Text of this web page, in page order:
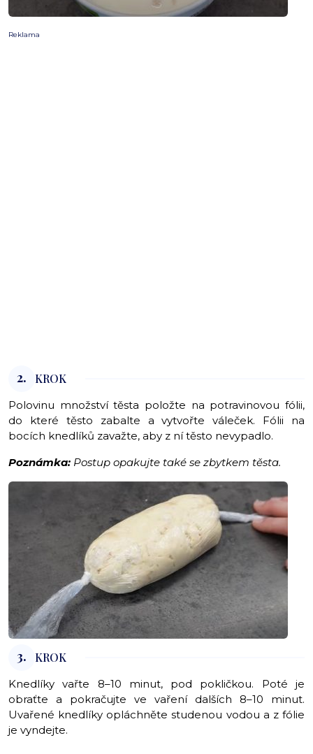
Reklama
2. KROK
Polovinu množství těsta položte na potravinovou fólii,
do které těsto zabalte a vytvořte váleček. Fólii na
bocích knedlíků zavažte, aby z ní těsto nevypadlo.
Poznámka: Postup opakujte také se zbytkem těsta.
3. KROK
Knedlíky vařte 8–10 minut, pod pokličkou. Poté je
obraťte a pokračujte ve vaření dalších 8–10 minut.
Uvařené knedlíky opláchněte studenou vodou a z fólie
je vyndejte.